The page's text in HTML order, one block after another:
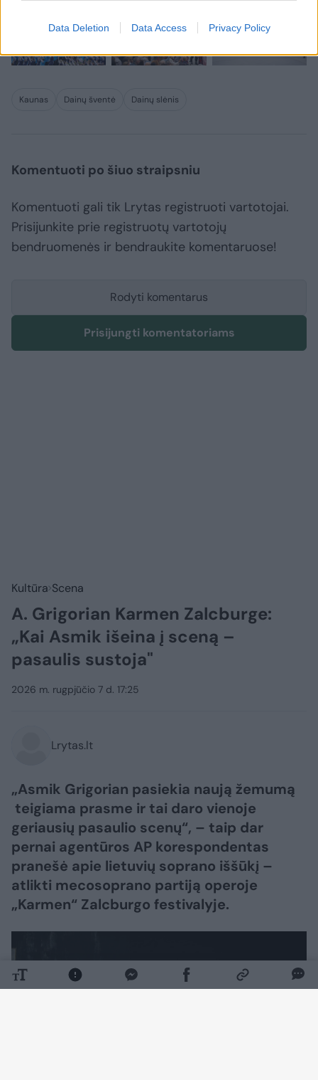
Data Deletion Data Access Privacy Policy
Kaunas Dainų šventė Dainų slėnis
Komentuoti po šiuo straipsniu
Komentuoti gali tik Lrytas registruoti vartotojai.
Prisijunkite prie registruotų vartotojų
bendruomenės ir bendraukite komentaruose!
Rodyti komentarus
Prisijungti komentatoriams
Kultūra Scena
A. Grigorian Karmen Zalcburge:
„Kai Asmik išeina į sceną –
pasaulis sustoja"
2026 m. rugpjūčio 7 d. 17:25
Lrytas.lt
„Asmik Grigorian pasiekia naują žemumą
teigiama prasme ir tai daro vienoje
geriausių pasaulio scenų“, – taip dar
pernai agentūros AP korespondentas
pranešė apie lietuvių soprano iššūkį –
atlikti mecosoprano partiją operoje
„Karmen“ Zalcburgo festivalyje.